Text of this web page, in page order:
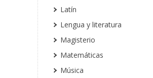
Latín
Lengua y literatura
Magisterio
Matemáticas
Música